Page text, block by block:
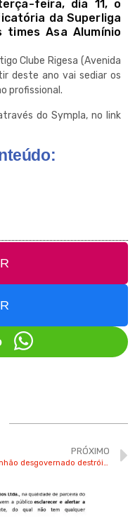
feira, dia 11, o
da Superliga
times Asa Alumínio
Clube Rigesa (Avenida
deste ano vai sediar os
profissional.
do Sympla, no link
PRÓXIMO
Caminhão desgovernado destrói ponto de ônibus em Valinhos